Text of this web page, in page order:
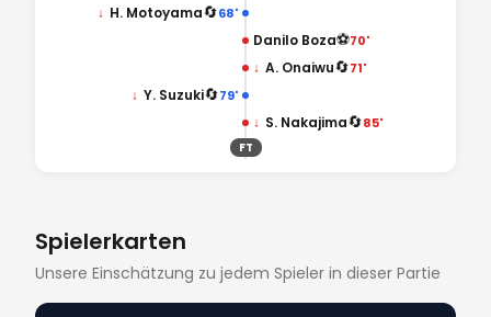
68'
🔄
↓ H. Motoyama
Danilo Boza⚽70'
↓ A. Onaiwu🔄71'
79'
🔄
↓ Y. Suzuki
↓ S. Nakajima🔄85'
FT
Spielerkarten
Unsere Einschätzung zu jedem Spieler in dieser Partie